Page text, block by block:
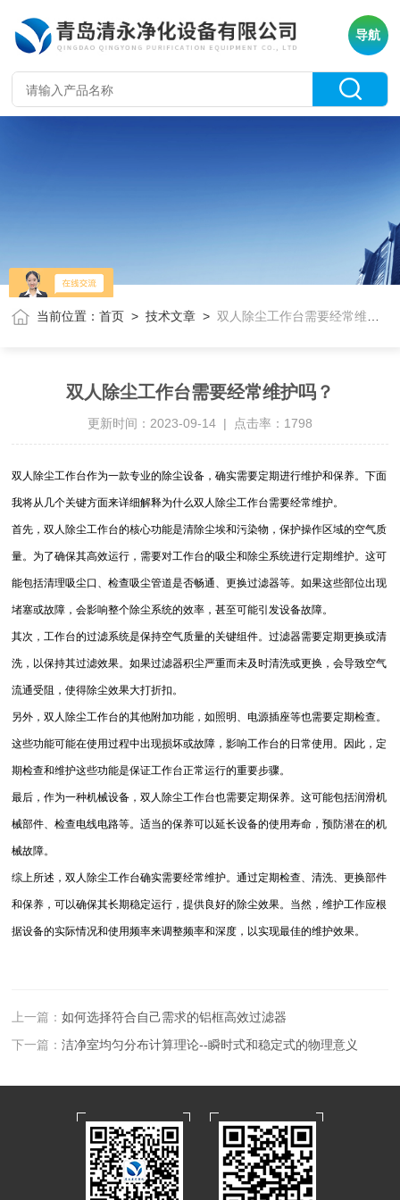
导航
当前位置：首页 >技术文章 > 双人除尘工作台需要经常维护吗？
双人除尘工作台需要经常维护吗？
更新时间：2023-09-14 | 点击率：1798
双人除尘工作台作为一款专业的除尘设备，确实需要定期进行维护和保养。下面
我将从几个关键方面来详细解释为什么双人除尘工作台需要经常维护。
首先，双人除尘工作台的核心功能是清除尘埃和污染物，保护操作区域的空气质
量。为了确保其高效运行，需要对工作台的吸尘和除尘系统进行定期维护。这可
能包括清理吸尘口、检查吸尘管道是否畅通、更换过滤器等。如果这些部位出现
堵塞或故障，会影响整个除尘系统的效率，甚至可能引发设备故障。
其次，工作台的过滤系统是保持空气质量的关键组件。过滤器需要定期更换或清
洗，以保持其过滤效果。如果过滤器积尘严重而未及时清洗或更换，会导致空气
流通受阻，使得除尘效果大打折扣。
另外，双人除尘工作台的其他附加功能，如照明、电源插座等也需要定期检查。
这些功能可能在使用过程中出现损坏或故障，影响工作台的日常使用。因此，定
期检查和维护这些功能是保证工作台正常运行的重要步骤。
最后，作为一种机械设备，双人除尘工作台也需要定期保养。这可能包括润滑机
械部件、检查电线电路等。适当的保养可以延长设备的使用寿命，预防潜在的机
械故障。
综上所述，双人除尘工作台确实需要经常维护。通过定期检查、清洗、更换部件
和保养，可以确保其长期稳定运行，提供良好的除尘效果。当然，维护工作应根
据设备的实际情况和使用频率来调整频率和深度，以实现最佳的维护效果。
上一篇：如何选择符合自己需求的铝框高效过滤器
下一篇：洁净室均匀分布计算理论--瞬时式和稳定式的物理意义